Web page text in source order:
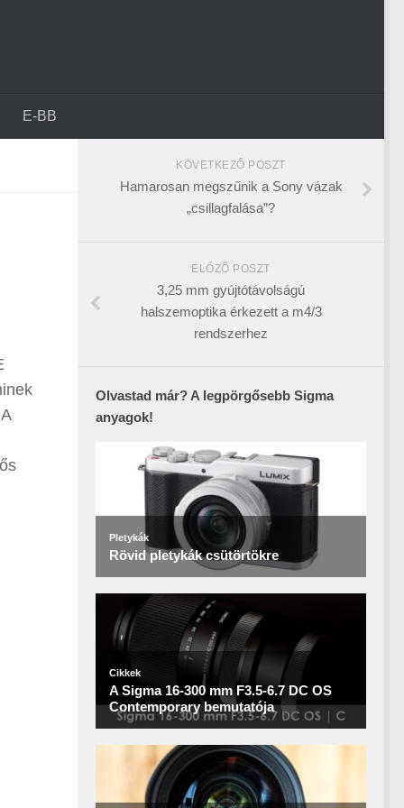
E-BB
KÖVETKEZŐ POSZT
Hamarosan megszűnik a Sony vázak
„csillagfalása”?
ELŐZŐ POSZT
3,25 mm gyújtótávolságú
halszemoptika érkezett a m4/3
rendszerhez
Olvastad már? A legpörgősebb Sigma
anyagok!